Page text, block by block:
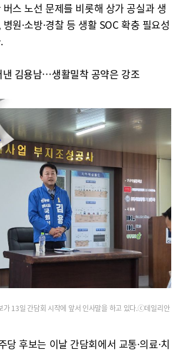
스 노선 문제를 비롯해 상가 공실과 생
원·소방·경찰 등 생활 SOC 확충 필요성
김용남…생활밀착 공약은 강조
가 13일 간담회 시작에 앞서 인사말을 하고 있다.ⓒ데일리안
당 후보는 이날 간담회에서 교통·의료·치